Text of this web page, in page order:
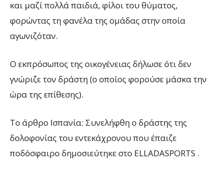
και μαζί πολλά παιδιά, φίλοι του θύματος,
φορώντας τη φανέλα της ομάδας στην οποία
αγωνιζόταν.
Ο εκπρόσωπος της οικογένειας δήλωσε ότι δεν
γνώριζε τον δράστη (ο οποίος φορούσε μάσκα την
ώρα της επίθεσης).
To άρθρο Ισπανία: Συνελήφθη ο δράστης της
δολοφονίας του εντεκάχρονου που έπαιζε
ποδόσφαιρο δημοσιεύτηκε στο ELLADASPORTS .